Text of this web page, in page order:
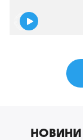
НОВИНИ